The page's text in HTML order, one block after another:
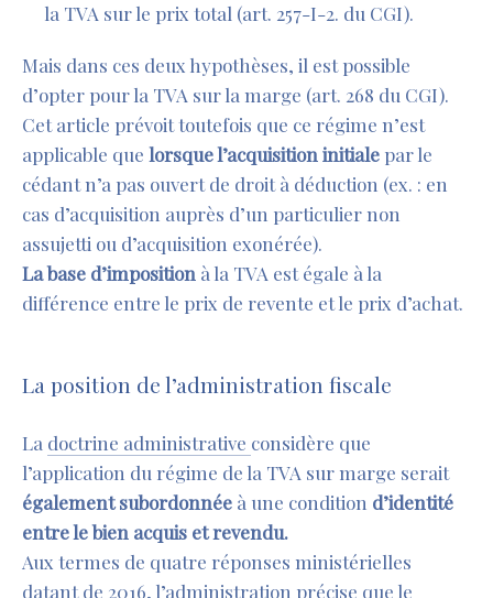
la TVA sur le prix total (art. 257-I-2. du CGI).
Mais dans ces deux hypothèses, il est possible
d’opter pour la TVA sur la marge (art. 268 du CGI).
Cet article prévoit toutefois que ce régime n’est
applicable que lorsque l’acquisition initiale par le
cédant n’a pas ouvert de droit à déduction (ex. : en
cas d’acquisition auprès d’un particulier non
assujetti ou d’acquisition exonérée).
La base d’imposition à la TVA est égale à la
différence entre le prix de revente et le prix d’achat.
La position de l’administration fiscale
La doctrine administrative considère que
l’application du régime de la TVA sur marge serait
également subordonnée à une condition d’identité
entre le bien acquis et revendu.
Aux termes de quatre réponses ministérielles
datant de 2016, l’administration précise que le